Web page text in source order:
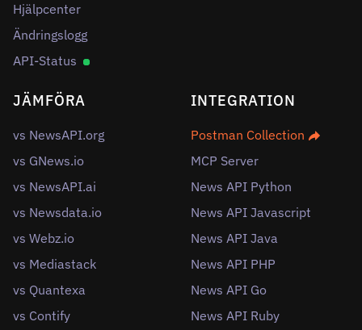
Hjälpcenter
Ändringslogg
API-Status
JÄMFÖRA
vs NewsAPI.org
vs GNews.io
vs NewsAPI.ai
vs Newsdata.io
vs Webz.io
vs Mediastack
vs Quantexa
vs Contify
INTEGRATION
Postman Collection
MCP Server
News API Python
News API Javascript
News API Java
News API PHP
News API Go
News API Ruby